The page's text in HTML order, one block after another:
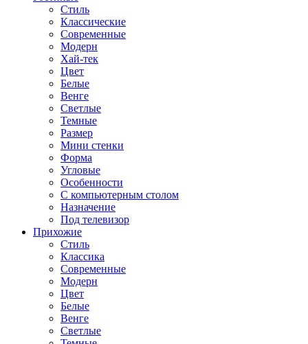
Стиль
Классические
Современные
Модерн
Хай-тек
Цвет
Белые
Венге
Светлые
Темные
Размер
Мини стенки
Форма
Угловые
Особенности
С компьютерным столом
Назначение
Под телевизор
Прихожие
Стиль
Классика
Современные
Модерн
Цвет
Белые
Венге
Светлые